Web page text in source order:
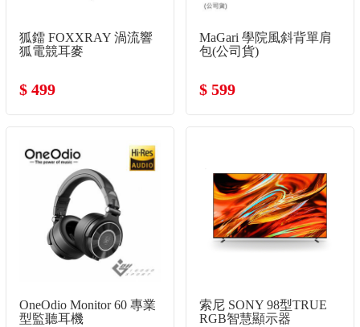
狐鐳 FOXXRAY 渦流響
狐電競耳麥
$ 499
MaGari 學院風斜背單肩
包(公司貨)
$ 599
OneOdio Monitor 60 專業
型監聽耳機
索尼 SONY 98型TRUE
RGB智慧顯示器